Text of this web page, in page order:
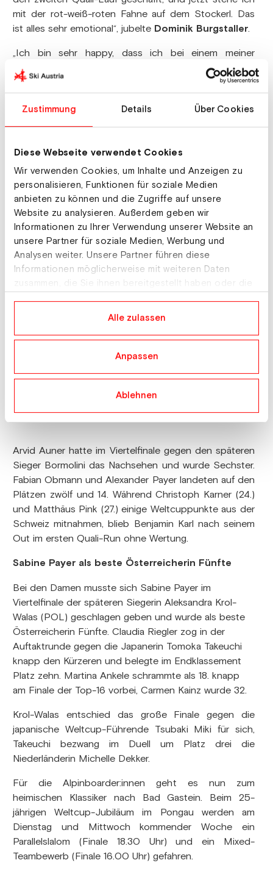
Zustimmung Details Über Cookies
Diese Webseite verwendet Cookies
Wir verwenden Cookies, um Inhalte und Anzeigen zu
personalisieren, Funktionen für soziale Medien
anbieten zu können und die Zugriffe auf unsere
Website zu analysieren. Außerdem geben wir
Informationen zu Ihrer Verwendung unserer Website an
unsere Partner für soziale Medien, Werbung und
Analysen weiter. Unsere Partner führen diese
Informationen möglicherweise mit weiteren Daten
zusammen, die Sie ihnen bereitgestellt haben oder die
Alle zulassen
Anpassen
Ablehnen
mit der rot-weiß-roten Fahne auf dem Stockerl. Das
ist alles sehr emotional“, jubelte Dominik Burgstaller.
„Ich bin sehr happy, dass ich bei einem meiner
Lieblingsrennen im Weltcup den 70. Podestplatz
geholt habe. Auf diese Ausbeute bin ich richtig stolz.
Dabei habe ich heute nach einem groben Schnitzer im
ersten Quali-Lauf schon gedacht, dass ich keine
Chance mehr auf das Finale habe. Doch dann habe
danach ein Rennen gefahren, wie man es sich vorstellt.
Nur im Halbfinale gegen Burgi (Dominik Burgstaller,
Anm.) habe ich nicht alles perfekt erwischt. Jetzt freue
ich mich massiv auf die Heimrennen in der
kommenden Woche in Bad Gastein“, sagte
Prommegger
Arvid Auner hatte im Viertelfinale gegen den späteren
Sieger Bormolini das Nachsehen und wurde Sechster.
Fabian Obmann und Alexander Payer landeten auf den
Plätzen zwölf und 14. Während Christoph Karner (24.)
und Matthäus Pink (27.) einige Weltcuppunkte aus der
Schweiz mitnahmen, blieb Benjamin Karl nach seinem
Out im ersten Quali-Run ohne Wertung.
Sabine Payer als beste Österreicherin Fünfte
Bei den Damen musste sich Sabine Payer im
Viertelfinale der späteren Siegerin Aleksandra Krol-
Walas (POL) geschlagen geben und wurde als beste
Österreicherin Fünfte. Claudia Riegler zog in der
Auftaktrunde gegen die Japanerin Tomoka Takeuchi
knapp den Kürzeren und belegte im Endklassement
Platz zehn. Martina Ankele schrammte als 18. knapp
am Finale der Top-16 vorbei, Carmen Kainz wurde 32.
Krol-Walas entschied das große Finale gegen die
japanische Weltcup-Führende Tsubaki Miki für sich,
Takeuchi bezwang im Duell um Platz drei die
Niederländerin Michelle Dekker.
Für die Alpinboarder:innen geht es nun zum
heimischen Klassiker nach Bad Gastein. Beim 25-
jährigen Weltcup-Jubiläum im Pongau werden am
Dienstag und Mittwoch kommender Woche ein
Parallelslalom (Finale 18.30 Uhr) und ein Mixed-
Teambewerb (Finale 16.00 Uhr) gefahren.